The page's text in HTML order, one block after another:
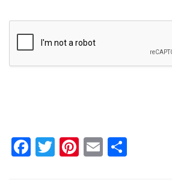
F
T
Pi
E